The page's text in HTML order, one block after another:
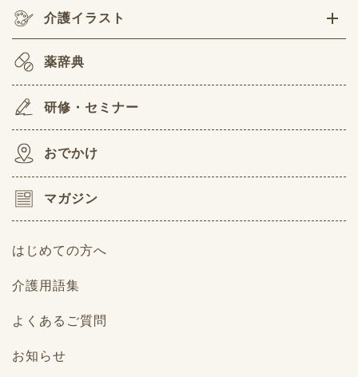
介護イラスト
薬辞典
研修・セミナー
おでかけ
マガジン
はじめての方へ
介護用語集
よくあるご質問
お知らせ